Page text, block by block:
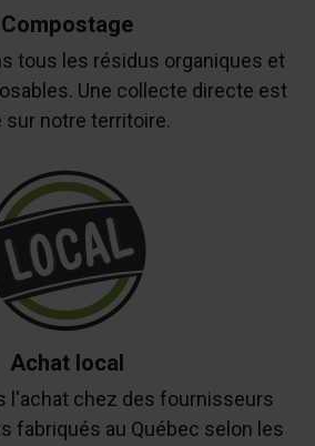
Compostage
tous les résidus organiques et
Une collecte directe est
sur notre territoire.
Achat local
l'achat chez des fournisseurs
fabriqués au Québec selon les